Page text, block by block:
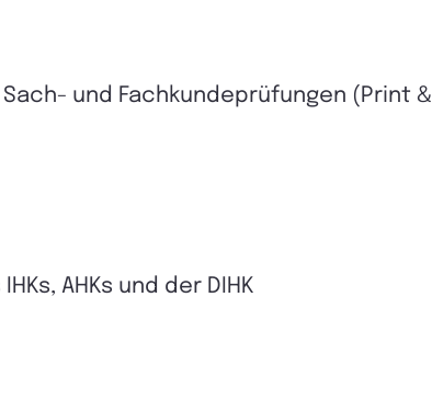
und Fachkundeprüfungen (Print &
AHKs und der DIHK